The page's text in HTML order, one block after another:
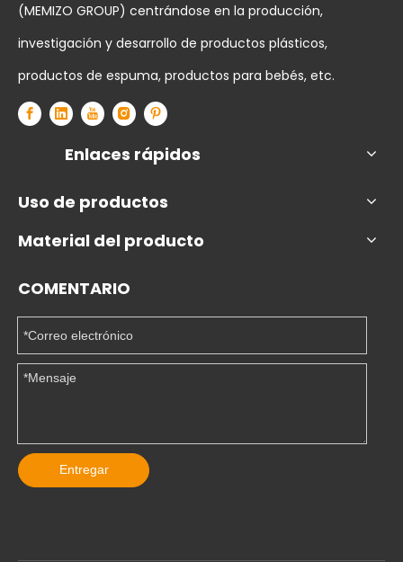
(MEMIZO GROUP) centrándose en la producción,
investigación y desarrollo de productos plásticos,
productos de espuma, productos para bebés, etc.
Enlaces rápidos
Uso de productos
Material del producto
COMENTARIO
Entregar